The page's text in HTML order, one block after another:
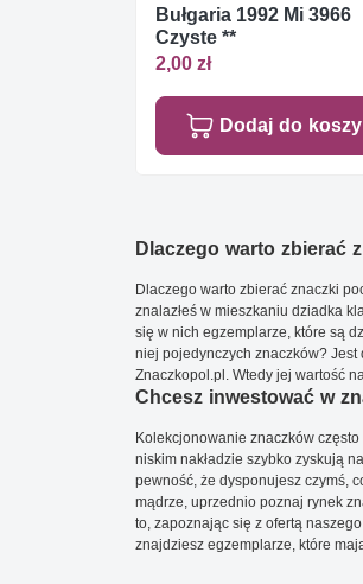
Bułgaria 1992 Mi 3966
Czyste **
2,00 zł
Dodaj do
Dlaczego warto zbierać
Dlaczego warto zbierać znaczki
znalazłeś w mieszkaniu dziadka
się w nich egzemplarze, które są
niej pojedynczych znaczków? Jest
Znaczkopol.pl. Wtedy jej wartość
Chcesz inwestować w
Kolekcjonowanie znaczków
niskim nakładzie szybko zyskują
pewność, że dysponujesz czymś,
mądrze, uprzednio poznaj rynek
to, zapoznając się z ofertą
znajdziesz egzemplarze, które